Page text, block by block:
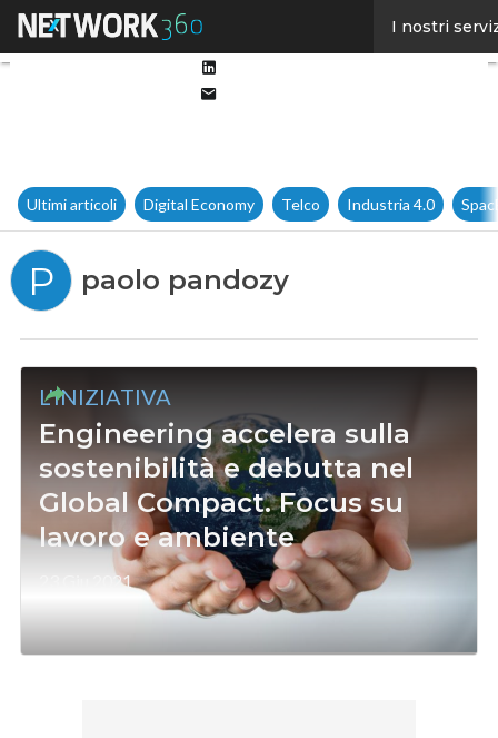
I nostri
Ultimi articoli Digital Economy Telco Industria 4.0
P paolo pandozy
L'INIZIATIVA
Engineering accelera sulla
sostenibilità e debutta nel
Global Compact. Focus su
lavoro e ambiente
23 Giu 2021